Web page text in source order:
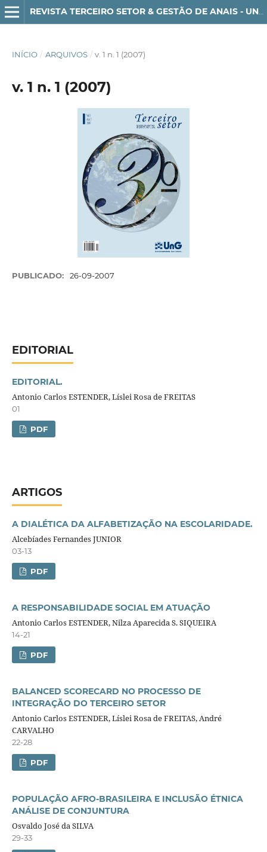
REVISTA TERCEIRO SETOR & GESTÃO DE ANAIS - UNG-SER - ISSN 1982-3290
INÍCIO / ARQUIVOS / v. 1 n. 1 (2007)
v. 1 n. 1 (2007)
PUBLICADO: 26-09-2007
EDITORIAL
EDITORIAL.
Antonio Carlos ESTENDER, Líslei Rosa de FREITAS
01
PDF
ARTIGOS
A DIALÉTICA DA ALFABETIZAÇÃO NA ESCOLARIDADE.
Alcebíades Fernandes JUNIOR
03-13
PDF
A RESPONSABILIDADE SOCIAL EM ATUAÇÃO
Antonio Carlos ESTENDER, Nilza Aparecida S. SIQUEIRA
14-21
PDF
BALANCED SCORECARD NO PROCESSO DE
INTEGRAÇÃO DO TERCEIRO SETOR
Antonio Carlos ESTENDER, Líslei Rosa de FREITAS, André
CARVALHO
22-28
PDF
POPULAÇÃO AFRO-BRASILEIRA E INCLUSÃO ÉTNICA
ANÁLISE DE CONJUNTURA
Osvaldo José da SILVA
29-33